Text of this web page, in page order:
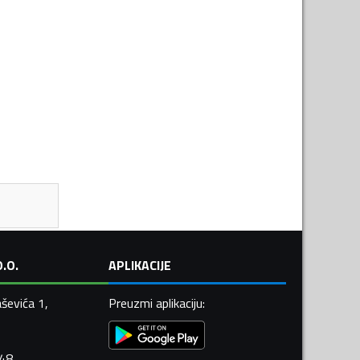
1,
APLIKACIJE
Preuzmi aplikaciju: